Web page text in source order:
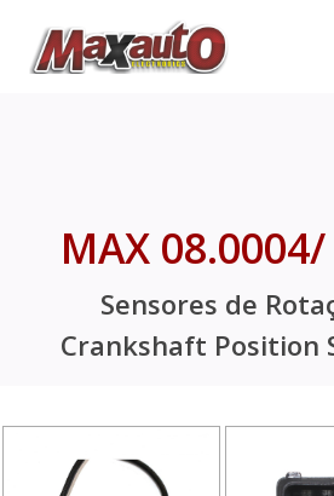
MAX
Sensores de
Crankshaft Position